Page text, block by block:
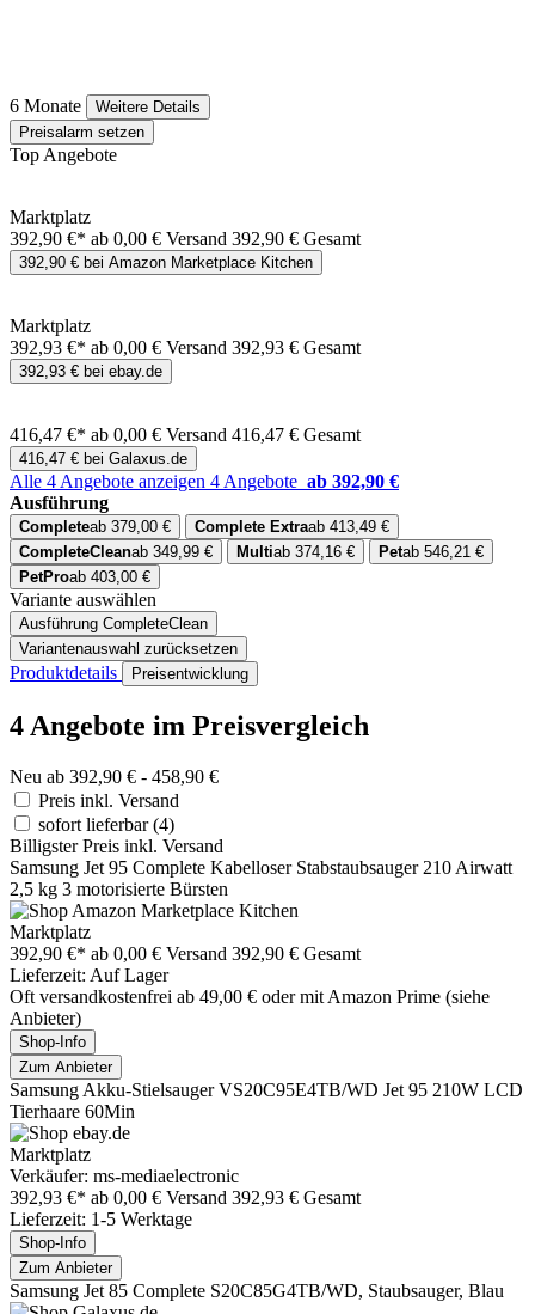
6 Monate
Weitere Details
Preisalarm setzen
Top Angebote
Marktplatz
392,90 €* ab 0,00 € Versand 392,90 € Gesamt
392,90 € bei Amazon Marketplace Kitchen
Marktplatz
392,93 €* ab 0,00 € Versand 392,93 € Gesamt
392,93 € bei ebay.de
416,47 €* ab 0,00 € Versand 416,47 € Gesamt
416,47 € bei Galaxus.de
Alle 4 Angebote anzeigen 4 Angebote ab 392,90 €
Ausführung
Completeab 379,00 € Complete Extraab 413,49 €
CompleteCleanab 349,99 € Multiab 374,16 € Petab 546,21 €
PetProab 403,00 €
Variante auswählen
Ausführung CompleteClean
Variantenauswahl zurücksetzen
Produktdetails Preisentwicklung
4 Angebote im Preisvergleich
Neu ab 392,90 € - 458,90 €
Preis inkl. Versand
sofort lieferbar(4)
Billigster Preis inkl. Versand
Samsung Jet 95 Complete Kabelloser Stabstaubsauger 210 Airwatt
2,5 kg 3 motorisierte Bürsten
Marktplatz
392,90 €* ab 0,00 € Versand 392,90 € Gesamt
Lieferzeit: Auf Lager
Oft versandkostenfrei ab 49,00 € oder mit Amazon Prime (siehe
Anbieter)
Shop-Info
Zum Anbieter
Samsung Akku-Stielsauger VS20C95E4TB/WD Jet 95 210W LCD
Tierhaare 60Min
Marktplatz
Verkäufer: ms-mediaelectronic
392,93 €* ab 0,00 € Versand 392,93 € Gesamt
Lieferzeit: 1-5 Werktage
Shop-Info
Zum Anbieter
Samsung Jet 85 Complete S20C85G4TB/WD, Staubsauger, Blau